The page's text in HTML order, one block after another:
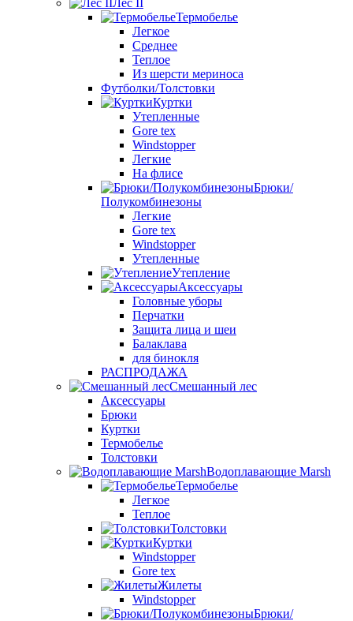
Лес II
Термобелье
Легкое
Среднее
Теплое
Из шерсти мериноса
Футболки/Толстовки
Куртки
Утепленные
Gore tex
Windstopper
Легкие
На флисе
Брюки/
Полукомбинезоны
Легкие
Gore tex
Windstopper
Утепленные
Утепление
Аксессуары
Головные уборы
Перчатки
Защита лица и шеи
Балаклава
для бинокля
РАСПРОДАЖА
Смешанный лес
Аксессуары
Брюки
Куртки
Термобелье
Толстовки
Водоплавающие Marsh
Термобелье
Легкое
Теплое
Толстовки
Куртки
Windstopper
Gore tex
Жилеты
Windstopper
Брюки/